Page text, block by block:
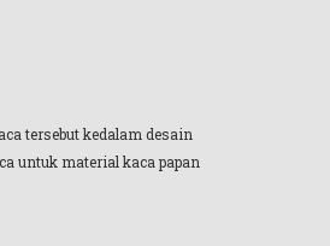
tersebut kedalam desain
untuk material kaca papan